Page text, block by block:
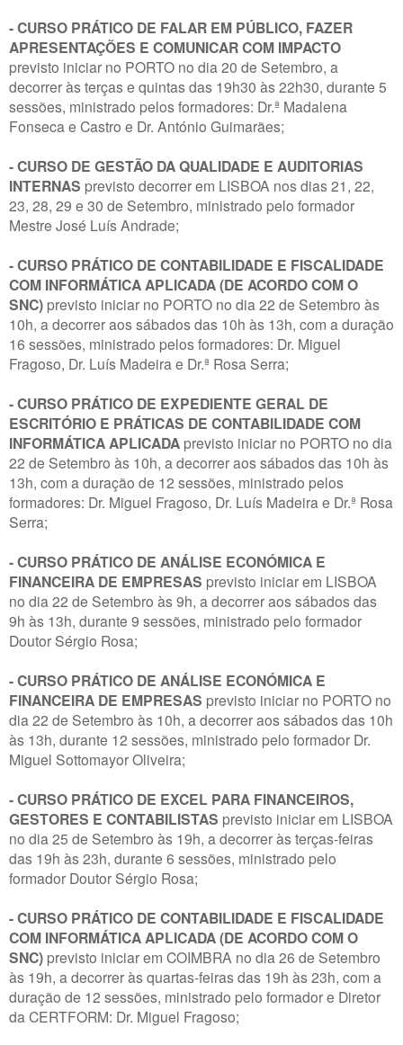
- CURSO PRÁTICO DE FALAR EM PÚBLICO, FAZER
APRESENTAÇÕES E COMUNICAR COM IMPACTO
previsto iniciar no PORTO no dia 20 de Setembro, a
decorrer às terças e quintas das 19h30 às 22h30, durante 5
sessões, ministrado pelos formadores: Dr.ª Madalena
Fonseca e Castro e Dr. António Guimarães;
- CURSO DE GESTÃO DA QUALIDADE E AUDITORIAS
INTERNAS previsto decorrer em LISBOA nos dias 21, 22,
23, 28, 29 e 30 de Setembro, ministrado pelo formador
Mestre José Luís Andrade;
- CURSO PRÁTICO DE CONTABILIDADE E FISCALIDADE
COM INFORMÁTICA APLICADA (DE ACORDO COM O
SNC) previsto iniciar no PORTO no dia 22 de Setembro às
10h, a decorrer aos sábados das 10h às 13h, com a duração
16 sessões, ministrado pelos formadores: Dr. Miguel
Fragoso, Dr. Luís Madeira e Dr.ª Rosa Serra;
- CURSO PRÁTICO DE EXPEDIENTE GERAL DE
ESCRITÓRIO E PRÁTICAS DE CONTABILIDADE COM
INFORMÁTICA APLICADA previsto iniciar no PORTO no dia
22 de Setembro às 10h, a decorrer aos sábados das 10h às
13h, com a duração de 12 sessões, ministrado pelos
formadores: Dr. Miguel Fragoso, Dr. Luís Madeira e Dr.ª Rosa
Serra;
- CURSO PRÁTICO DE ANÁLISE ECONÓMICA E
FINANCEIRA DE EMPRESAS previsto iniciar em LISBOA
no dia 22 de Setembro às 9h, a decorrer aos sábados das
9h às 13h, durante 9 sessões, ministrado pelo formador
Doutor Sérgio Rosa;
- CURSO PRÁTICO DE ANÁLISE ECONÓMICA E
FINANCEIRA DE EMPRESAS previsto iniciar no PORTO no
dia 22 de Setembro às 10h, a decorrer aos sábados das 10h
às 13h, durante 12 sessões, ministrado pelo formador Dr.
Miguel Sottomayor Oliveira;
- CURSO PRÁTICO DE EXCEL PARA FINANCEIROS,
GESTORES E CONTABILISTAS previsto iniciar em LISBOA
no dia 25 de Setembro às 19h, a decorrer às terças-feiras
das 19h às 23h, durante 6 sessões, ministrado pelo
formador Doutor Sérgio Rosa;
- CURSO PRÁTICO DE CONTABILIDADE E FISCALIDADE
COM INFORMÁTICA APLICADA (DE ACORDO COM O
SNC) previsto iniciar em COIMBRA no dia 26 de Setembro
às 19h, a decorrer às quartas-feiras das 19h às 23h, com a
duração de 12 sessões, ministrado pelo formador e Diretor
da CERTFORM: Dr. Miguel Fragoso;